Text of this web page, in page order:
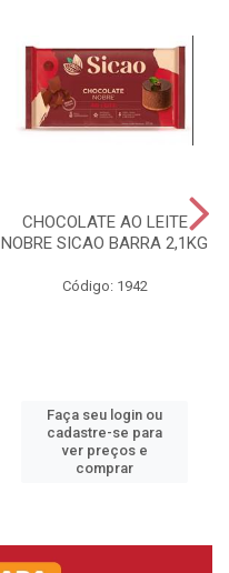
CHOCOLATE AO LEITE
NOBRE SICAO BARRA 2,1KG
Código: 1942
Faça seu login ou
cadastre-se para
ver preços e
comprar